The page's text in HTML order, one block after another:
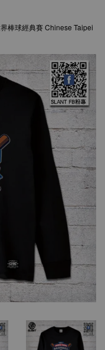
棒球經典賽 Chinese Taipei